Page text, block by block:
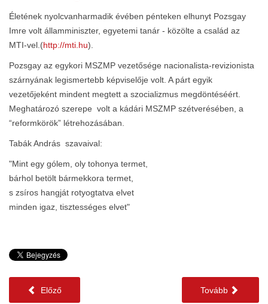
Életének nyolcvanharmadik évében pénteken elhunyt Pozsgay
Imre volt államminiszter, egyetemi tanár - közölte a család az
MTI-vel.(http://mti.hu).
Pozsgay az egykori MSZMP vezetősége nacionalista-revizionista
szárnyának legismertebb képviselője volt. A párt egyik
vezetőjeként mindent megtett a szocializmus megdöntéséért.
Meghatározó szerepe volt a kádári MSZMP szétverésében, a
“reformkörök” létrehozásában.
Tabák András szavaival:
"Mint egy gólem, oly tohonya termet,
bárhol betölt bármekkora termet,
s zsíros hangját rotyogtatva elvet
minden igaz, tisztességes elvet"
Előző Tovább